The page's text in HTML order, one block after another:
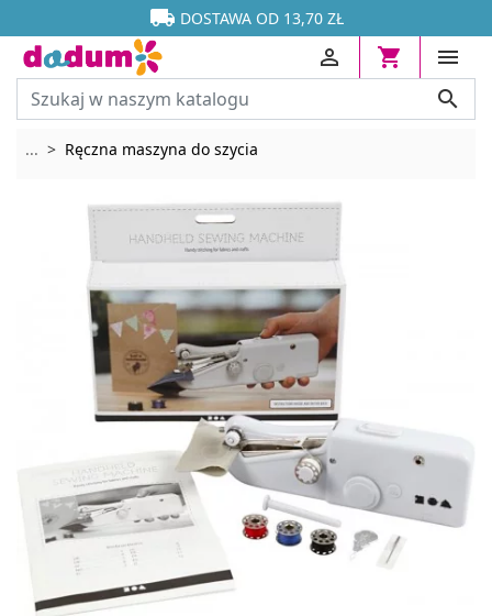

 DOSTAWA OD 13,70 ZŁ






... Rozwiń breadcrumbs
Ręczna maszyna do szycia